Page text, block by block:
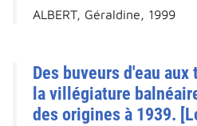
ALBERT, Géraldine, 1999
Des buveurs d'eau
la villégiature
des origines à 1939.